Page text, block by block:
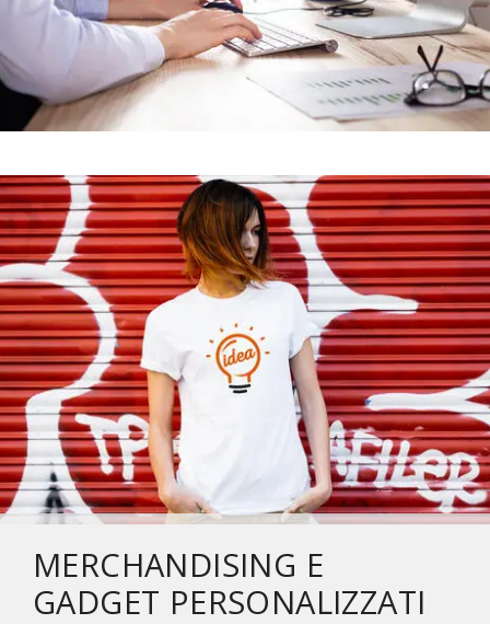
MERCHANDISING E
GADGET PERSONALIZZATI